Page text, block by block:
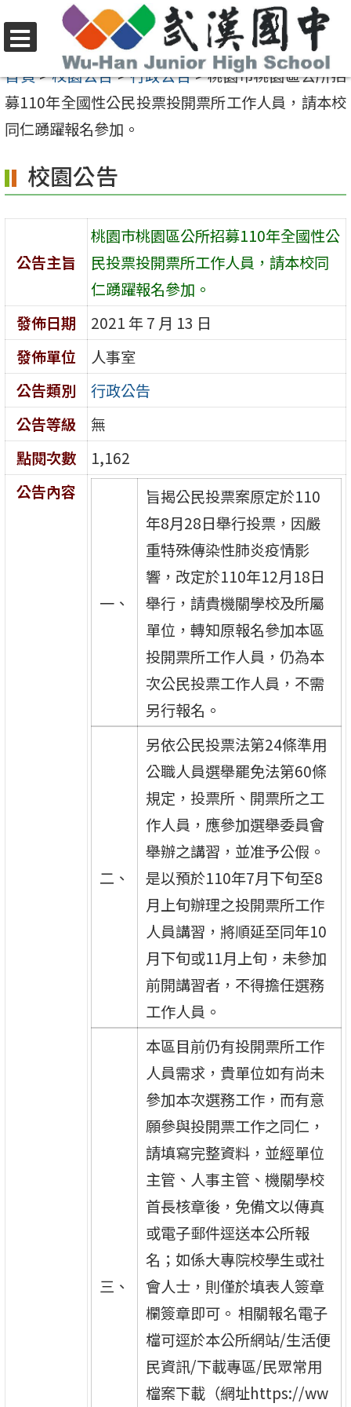
至
要
內
區
選
單
首頁>校園公告>行政公告>桃園巿桃園區公所招
募110年全國性公民投票投開票所工作人員，請本校
同仁踴躍報名參加。
校園公告
公告主旨
桃園巿桃園區公所招募110年全國性公
民投票投開票所工作人員，請本校同
仁踴躍報名參加。
發佈日期
2021 年 7 月 13 日
發佈單位
人事室
公告類別
行政公告
公告等級
無
點閱次數
1,162
公告內容
一、
旨揭公民投票案原定於110
年8月28日舉行投票，因嚴
重特殊傳染性肺炎疫情影
響，改定於110年12月18日
舉行，請貴機關學校及所屬
單位，轉知原報名參加本區
投開票所工作人員，仍為本
次公民投票工作人員，不需
另行報名。
二、
另依公民投票法第24條準用
公職人員選舉罷免法第60條
規定，投票所、開票所之工
作人員，應參加選舉委員會
舉辦之講習，並准予公假。
是以預於110年7月下旬至8
月上旬辦理之投開票所工作
人員講習，將順延至同年10
月下旬或11月上旬，未參加
前開講習者，不得擔任選務
工作人員。
三、
本區目前仍有投開票所工作
人員需求，貴單位如有尚未
參加本次選務工作，而有意
願參與投開票工作之同仁，
請填寫完整資料，並經單位
主管、人事主管、機關學校
首長核章後，免備文以傳真
或電子郵件逕送本公所報
名；如係大專院校學生或社
會人士，則僅於填表人簽章
欄簽章即可。 相關報名電子
檔可逕於本公所網站/生活便
民資訊/下載專區/民眾常用
檔案下載（網址https://ww